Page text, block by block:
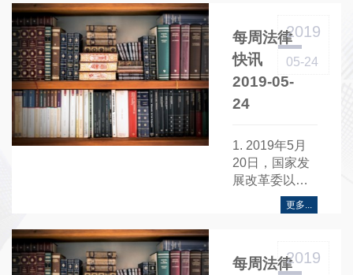
上市公告书内
容与格式指
引》。境内科
创公司、红筹
企业应按照发
品种，适用相
应的上市公告
书。
要求，一、切
实加强业务指
导和服务；
环境损害司法
设；三、及时
推出一批检察
公益诉讼中不
预收鉴定费的
鉴定机构；
法鉴定案件委
中国证券登记
结算有限责任
公司关于为上
市期间特定债
算服务有关事
（以下简
称“《通知》”）
制作《通知》
的主要目的是
为了强化债券
市场稳定，保
每周法律
快讯
2019-05-
24
2019
05-24
1. 2019年5月
20日，国家发
展改革委以发
改办财金
〔2019〕566
发展改革委办
公厅关于开展
更多...
每周法律2019